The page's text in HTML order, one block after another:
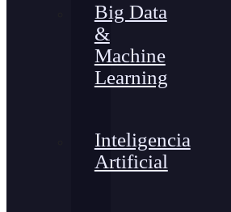
Big Data
&
Machine
Learning
Inteligencia
Artificial